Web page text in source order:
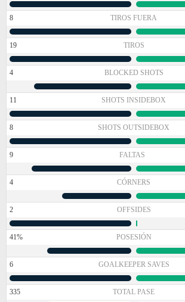
8 TIROS FUERA
19 TIROS
4 BLOCKED SHOTS
11 SHOTS INSIDEBOX
8 SHOTS OUTSIDEBOX
9 FALTAS
4 CÓRNERS
2 OFFSIDES
41% POSESIÓN
6 GOALKEEPER SAVES
335 TOTAL PASE